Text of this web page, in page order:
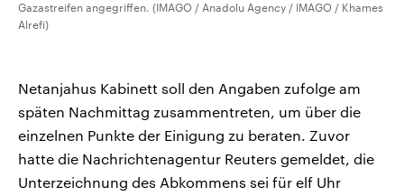
Gazastreifen angegriffen. (IMAGO / Anadolu Agency / IMAGO / Khames
Alrefi)
Netanjahus Kabinett soll den Angaben zufolge am
späten Nachmittag zusammentreten, um über die
einzelnen Punkte der Einigung zu beraten. Zuvor
hatte die Nachrichtenagentur Reuters gemeldet, die
Unterzeichnung des Abkommens sei für elf Uhr